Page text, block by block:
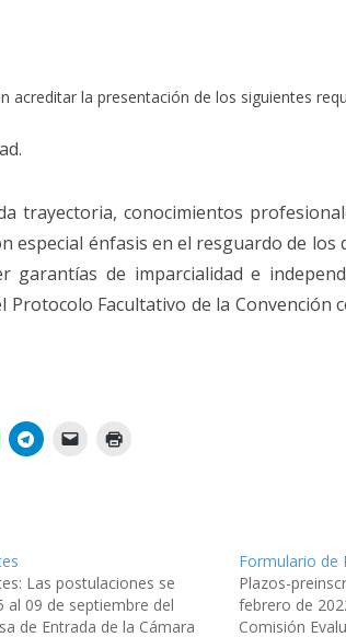
acreditar la presentación de los siguientes
trayectoria, conocimientos
especial énfasis en el resguardo de
garantías de imparcialidad e
Protocolo Facultativo de la
Las postulaciones se
al 09 de septiembre del
de Entrada de la Cámara
Formulario de
Plazos-
febrero de
Comisión